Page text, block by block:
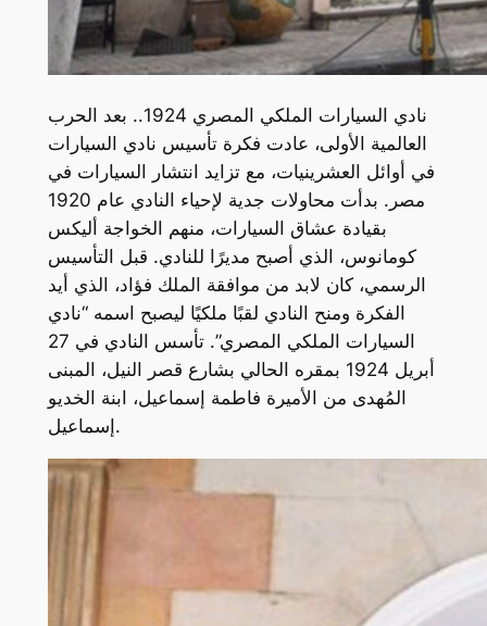
نادي السيارات الملكي المصري 1924.. بعد الحرب
العالمية الأولى، عادت فكرة تأسيس نادي السيارات
في أوائل العشرينيات، مع تزايد انتشار السيارات في
مصر. بدأت محاولات جدية لإحياء النادي عام 1920
بقيادة عشاق السيارات، منهم الخواجة أليكس
كومانوس، الذي أصبح مديرًا للنادي. قبل التأسيس
الرسمي، كان لابد من موافقة الملك فؤاد، الذي أيد
الفكرة ومنح النادي لقبًا ملكيًا ليصبح اسمه “نادي
السيارات الملكي المصري”. تأسس النادي في 27
أبريل 1924 بمقره الحالي بشارع قصر النيل، المبنى
المُهدى من الأميرة فاطمة إسماعيل، ابنة الخديو
إسماعيل.